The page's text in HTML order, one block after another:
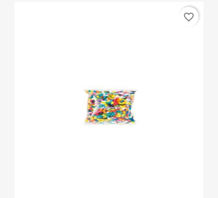
favorite_border